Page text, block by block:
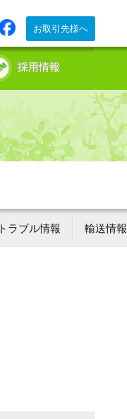
お取引先様へ
採用情報
トラブル情報 輸送情報